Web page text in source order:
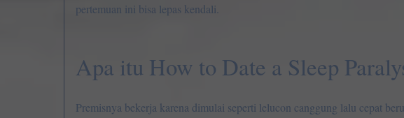
pertemuan ini bisa lepas kendali.
Apa itu How to Date a Sleep
Premisnya bekerja karena dimulai seperti lelucon canggung lalu cepat